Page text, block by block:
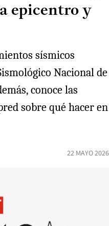
epicentro y
sísmicos
Nacional de
conoce las
sobre qué hacer en
22 MAYO 2026